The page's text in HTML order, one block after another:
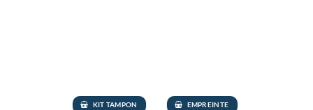
KIT TAMPON EMPREINTE